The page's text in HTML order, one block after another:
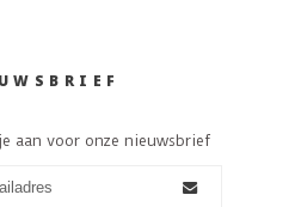
aan voor onze nieuwsbrief